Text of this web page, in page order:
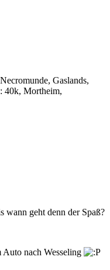
Gaslands,
40k, Mortheim,
wann geht denn der Spaß?
nach Wesseling